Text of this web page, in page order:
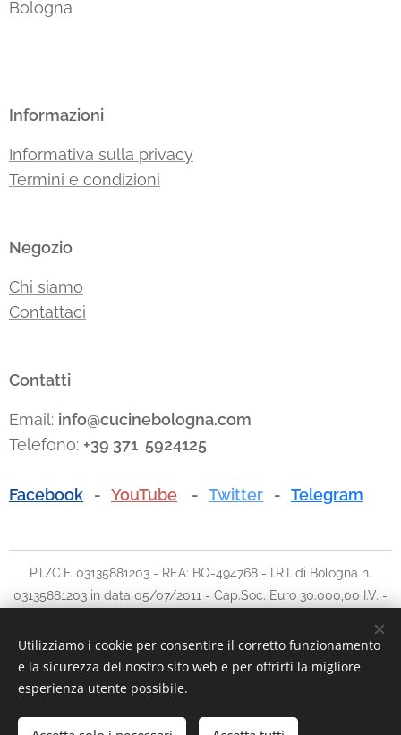
Bologna
Informazioni
Informativa sulla privacy
Termini e condizioni
Negozio
Chi siamo
Contattaci
Contatti
Email: info@cucinebologna.com
Telefono: +39 371 5924125
Facebook - YouTube - Twitter - Telegram
P.I./C.F. 03135881203 - REA: BO-494768 - I.R.I. di Bologna n.
03135881203 in data 05/07/2011 - Cap.Soc. Euro 30.000,00 I.V. -
info@traslochi2000bo.it
Cookies
Utilizziamo i cookie per consentire il corretto funzionamento
e la sicurezza del nostro sito web e per offrirti la migliore
esperienza utente possibile.